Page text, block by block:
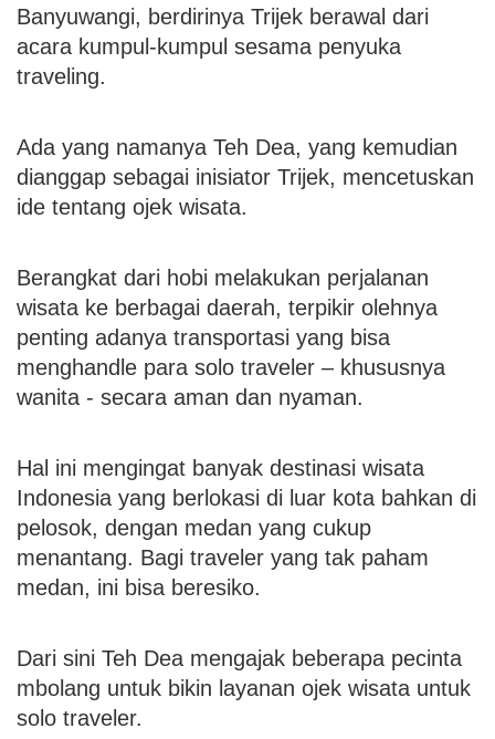
Banyuwangi, berdirinya Trijek berawal dari
acara kumpul-kumpul sesama penyuka
traveling.
Ada yang namanya Teh Dea, yang kemudian
dianggap sebagai inisiator Trijek, mencetuskan
ide tentang ojek wisata.
Berangkat dari hobi melakukan perjalanan
wisata ke berbagai daerah, terpikir olehnya
penting adanya transportasi yang bisa
menghandle para solo traveler – khususnya
wanita - secara aman dan nyaman.
Hal ini mengingat banyak destinasi wisata
Indonesia yang berlokasi di luar kota bahkan di
pelosok, dengan medan yang cukup
menantang. Bagi traveler yang tak paham
medan, ini bisa beresiko.
Dari sini Teh Dea mengajak beberapa pecinta
mbolang untuk bikin layanan ojek wisata untuk
solo traveler.